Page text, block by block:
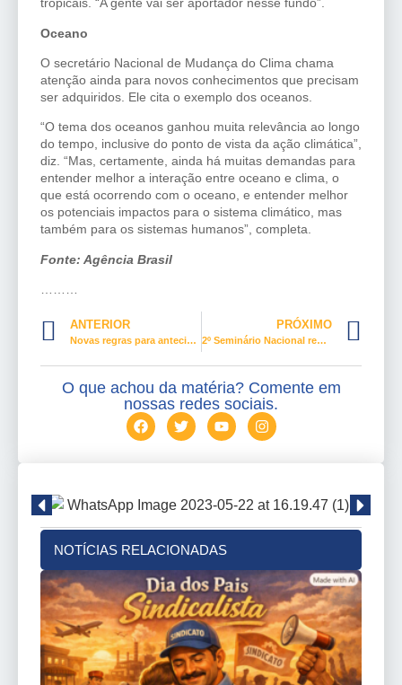
Oceano
O secretário Nacional de Mudança do Clima chama
atenção ainda para novos conhecimentos que precisam
ser adquiridos. Ele cita o exemplo dos oceanos.
“O tema dos oceanos ganhou muita relevância ao longo
do tempo, inclusive do ponto de vista da ação climática”,
diz. “Mas, certamente, ainda há muitas demandas para
entender melhor a interação entre oceano e clima, o
que está ocorrendo com o oceano, e entender melhor
os potenciais impactos para o sistema climático, mas
também para os sistemas humanos”, completa.
Fonte: Agência Brasil
ANTERIOR
Novas regras para antecipação do saque-aniversário do FGTS
PRÓXIMO
2º Seminário Nacional reúne milhares e destaca saúde mental e futuro do trabalho
O que achou da matéria? Comente em
nossas redes sociais.
NOTÍCIAS RELACIONADAS